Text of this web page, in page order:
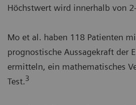
Höchstwert wird innerhalb von
Mo et al. haben 118 Patienten
prognostische Aussagekraft der
ermitteln, ein mathematisches
Test.3